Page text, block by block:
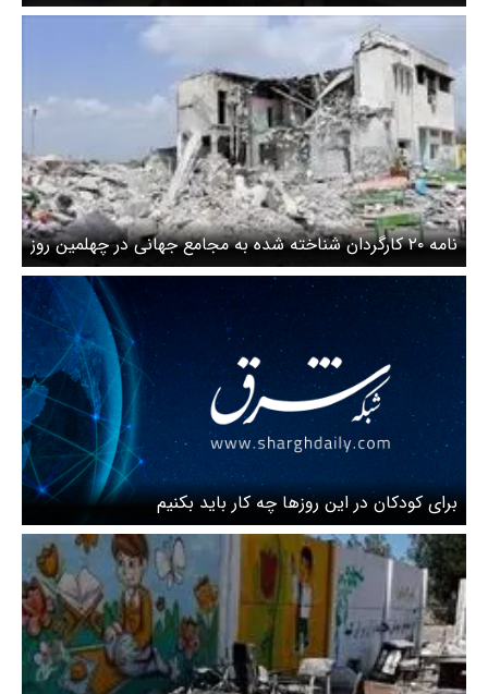
نامه ۲۰ کارگردان شناخته شده به مجامع جهانی در چهلمین روز
فاجعه میناب
برای کودکان در این روزها چه کار باید بکنیم